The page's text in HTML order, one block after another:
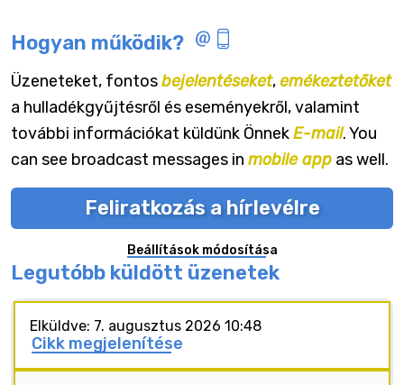
Hogyan működik?
Üzeneteket, fontosbejelentéseket,emékeztetőket
a hulladékgyűjtésről és eseményekről, valamint
további információkat küldünk ÖnnekE-mail. You
can see broadcast messages in mobile app as well.
Feliratkozás a hírlevélre
Beállítások módosítása
Legutóbb küldött üzenetek
Elküldve: 7. augusztus 2026 10:48
Cikk megjelenítése